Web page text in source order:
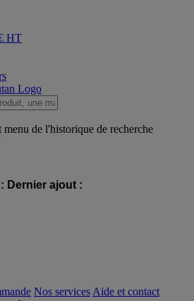
HT
menu de l'historique de recherche
Dernier ajout :